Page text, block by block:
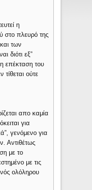
η
στο πλευρό της
των
διότι εξ”
επέκταση του
ούτε
απο καμία
για
γενόμενο για
Αντιθέτως
με το
με τις
ολόληρου